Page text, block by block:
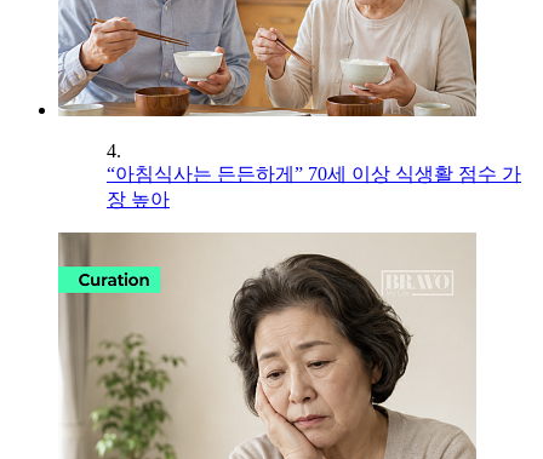
4.
“아침식사는 든든하게” 70세 이상 식생활 점수 가
장 높아